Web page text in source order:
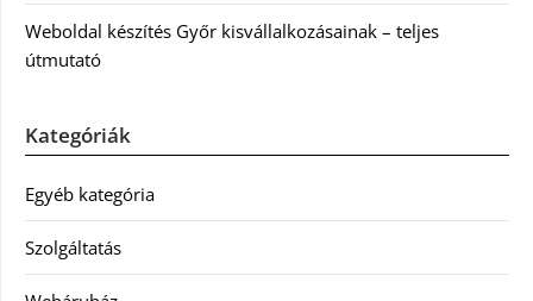
Weboldal készítés Győr kisvállalkozásainak – teljes
útmutató
Kategóriák
Egyéb kategória
Szolgáltatás